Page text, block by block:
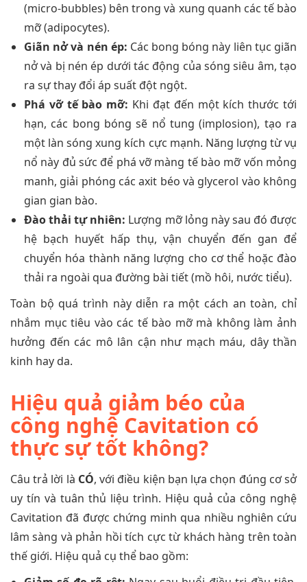
(micro-bubbles) bên trong và xung quanh các tế bào
mỡ (adipocytes).
Giãn nở và nén ép: Các bong bóng này liên tục giãn
nở và bị nén ép dưới tác động của sóng siêu âm, tạo
ra sự thay đổi áp suất đột ngột.
Phá vỡ tế bào mỡ: Khi đạt đến một kích thước tới
hạn, các bong bóng sẽ nổ tung (implosion), tạo ra
một làn sóng xung kích cực mạnh. Năng lượng từ vụ
nổ này đủ sức để phá vỡ màng tế bào mỡ vốn mỏng
manh, giải phóng các axit béo và glycerol vào không
gian gian bào.
Đào thải tự nhiên: Lượng mỡ lỏng này sau đó được
hệ bạch huyết hấp thụ, vận chuyển đến gan để
chuyển hóa thành năng lượng cho cơ thể hoặc đào
thải ra ngoài qua đường bài tiết (mồ hôi, nước tiểu).
Toàn bộ quá trình này diễn ra một cách an toàn, chỉ
nhắm mục tiêu vào các tế bào mỡ mà không làm ảnh
hưởng đến các mô lân cận như mạch máu, dây thần
kinh hay da.
Hiệu quả giảm béo của
công nghệ Cavitation có
thực sự tốt không?
Câu trả lời là CÓ, với điều kiện bạn lựa chọn đúng cơ sở
uy tín và tuân thủ liệu trình. Hiệu quả của công nghệ
Cavitation đã được chứng minh qua nhiều nghiên cứu
lâm sàng và phản hồi tích cực từ khách hàng trên toàn
thế giới. Hiệu quả cụ thể bao gồm: